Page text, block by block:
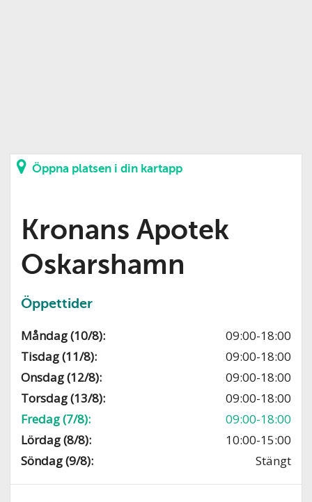
Öppna platsen i din kartapp
Kronans Apotek
Oskarshamn
Öppettider
Måndag (10/8):
09:00-18:00
Tisdag (11/8):
09:00-18:00
Onsdag (12/8):
09:00-18:00
Torsdag (13/8):
09:00-18:00
Fredag (7/8):
09:00-18:00
Lördag (8/8):
10:00-15:00
Söndag (9/8):
Stängt